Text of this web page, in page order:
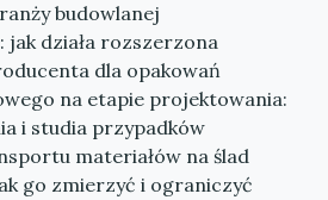
budowlanej
jak działa rozszerzona
dla opakowań
na etapie projektowania:
i studia przypadków
materiałów na ślad
go zmierzyć i ograniczyć